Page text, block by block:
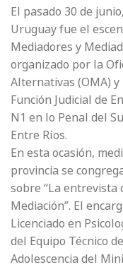
El pasado 30 de
Uruguay fue el
Mediadores y
organizado por la
Alternativas (OMA)
Función Judicial de
N1 en lo Penal del
Entre Ríos.
En esta ocasión,
provincia se
sobre “La
Mediación”. El
Licenciado en
del Equipo Técnico
Adolescencia del